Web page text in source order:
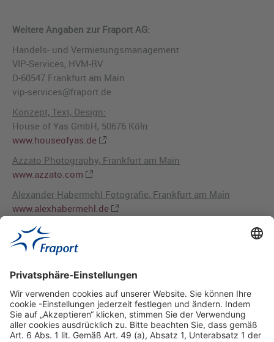
Weitere Angaben zur Fraport AG:
Handels- und Vermietungsmanagement
VIP-Services, HVM-RV
D-60547 Frankfurt am Main
vip-services@fraport.de
Konzept, Text, Design:
House of Yas GmbH, 50676 Köln
www.houseofyas.de
Azzato Photography, Frankfurt am Main
www.azzato.com
Alexander Habermehl Fotografie, Frankfurt am Main
www.alexhabermehl.de